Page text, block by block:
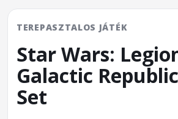
TEREPASZTALOS JÁTÉK
Star Wars:
Galactic
Set